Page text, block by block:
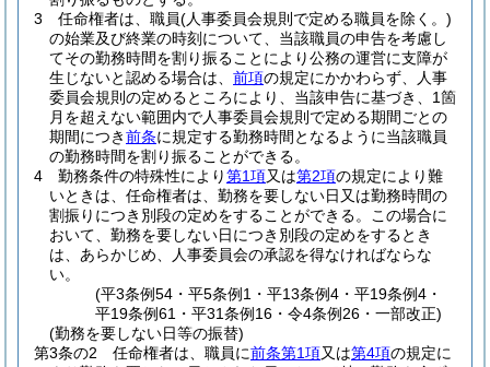
3
任命権者は、職員(人事委員会規則で定める職員を除く。)
の始業及び終業の時刻について、当該職員の申告を考慮し
てその勤務時間を割り振ることにより公務の運営に支障が
生じないと認める場合は、 前項の規定にかかわらず、人事
委員会規則の定めるところにより、当該申告に基づき、1箇
月を超えない範囲内で人事委員会規則で定める期間ごとの
期間につき前条に規定する勤務時間となるように当該職員
の勤務時間を割り振ることができる。
4
勤務条件の特殊性により第1項又は第2項の規定により難
いときは、任命権者は、勤務を要しない日又は勤務時間の
割振りにつき別段の定めをすることができる。
この場合に
おいて、勤務を要しない日につき別段の定めをするとき
は、あらかじめ、人事委員会の承認を得なければならな
い。
(平3条例54・平5条例1・平13条例4・平19条例4・
平19条例61・平31条例16・令4条例26・一部改正)
(勤務を要しない日等の振替)
第3条の2
任命権者は、職員に前条第1項又は第4項の規定に